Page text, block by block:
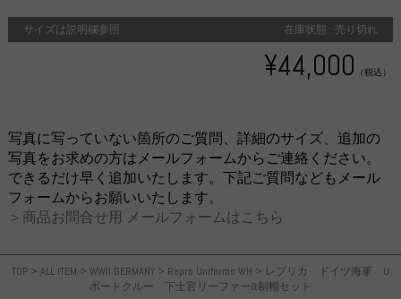
TOP > ALL ITEM > WWII GERMANY > Repro Uniforms WH > レプリカ ドイツ海軍 U
ボートクルー 下士官リーファー&制帽セット
サイズは説明欄参照 在庫状態 : 売り切れ
¥44,000 （税込）
写真に写っていない箇所のご質問、詳細のサイズ、追加の
写真をお求めの方はメールフォームからご連絡ください。
できるだけ早く追加いたします。下記ご質問などもメール
フォームからお願いいたします。
＞商品お問合せ用 メールフォームはこちら